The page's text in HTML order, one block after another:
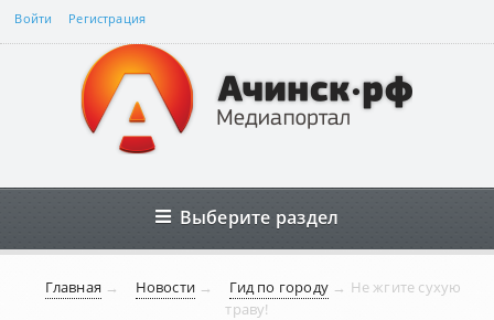
Войти Регистрация
Выберите раздел
Главная → Новости→ Гид по городу → Нe жгите сухую
траву!